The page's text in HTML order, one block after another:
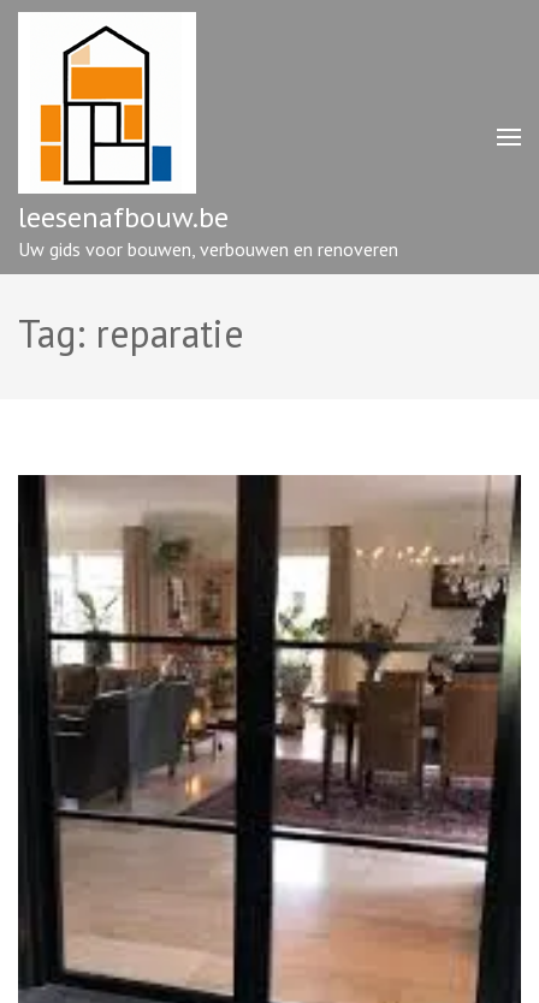
Ga
enter)
leesenafbouw.be
Uw gids voor bouwen, verbouwen en renoveren
Tag: reparatie